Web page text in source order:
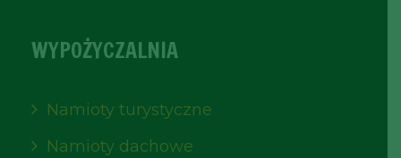
WYPOŻYCZALNIA
Namioty turystyczne
Namioty dachowe